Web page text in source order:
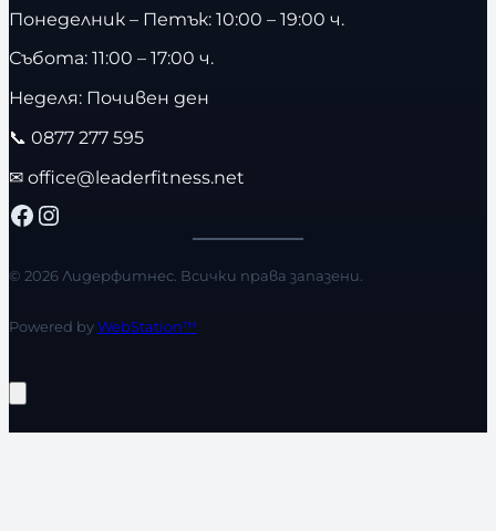
Понеделник – Петък: 10:00 – 19:00 ч.
Събота: 11:00 – 17:00 ч.
Неделя: Почивен ден
📞 0877 277 595
✉ office@leaderfitness.net
Facebook Instagram
© 2026 Лидерфитнес. Всички права запазени.
Powered byWebStation™